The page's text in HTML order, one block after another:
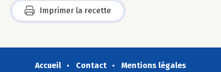
Imprimer la recette
Accueil Contact
Mentions légales